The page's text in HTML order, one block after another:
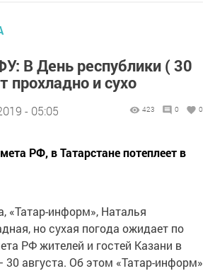
В День республики ( 30
прохладно и сухо
- 05:05 423 0 0
РФ, в Татарстане потеплеет в
«Татар-информ», Наталья
но сухая погода ожидает по
РФ жителей и гостей Казани в
30 августа. Об этом «Татар-информ»